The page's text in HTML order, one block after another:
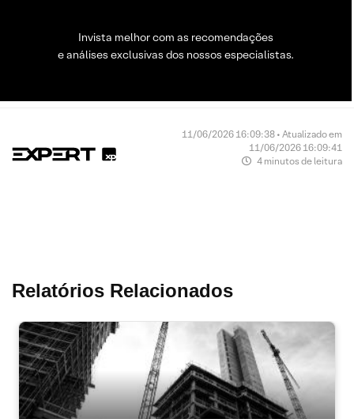
Invista melhor com as recomendações
e análises exclusivas dos nossos especialistas.
11/06/2026 16:09:38 • Atualizado em
11/06/2026 16:09:41
4 minutos de leitura
Relatórios Relacionados